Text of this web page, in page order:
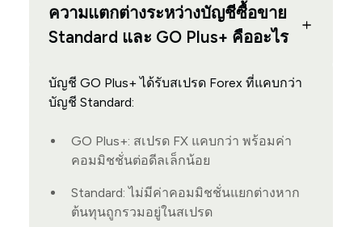
ความแตกต่างระหว่างบัญชีซื้อขาย
Standard และ GO Plus+ คืออะไร
บัญชี GO Plus+ ได้รับสเปรด Forex ที่แคบกว่า
บัญชี Standard:
GO Plus+: สเปรด FX แคบกว่า พร้อมค่า
คอมมิชชั่นต่อดีลเล็กน้อย
Standard: ไม่มีค่าคอมมิชชั่นแยกต่างหาก
ต้นทุนถูกรวมอยู่ในสเปรด